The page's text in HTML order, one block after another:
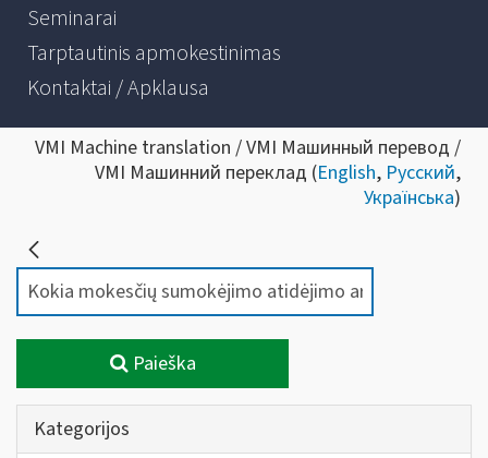
Seminarai
Tarptautinis apmokestinimas
Kontaktai / Apklausa
VMI Machine translation / VMI Машинный перевод /
VMI Машинний переклад (English, Русский,
Українська)
Paieška
Kategorijos